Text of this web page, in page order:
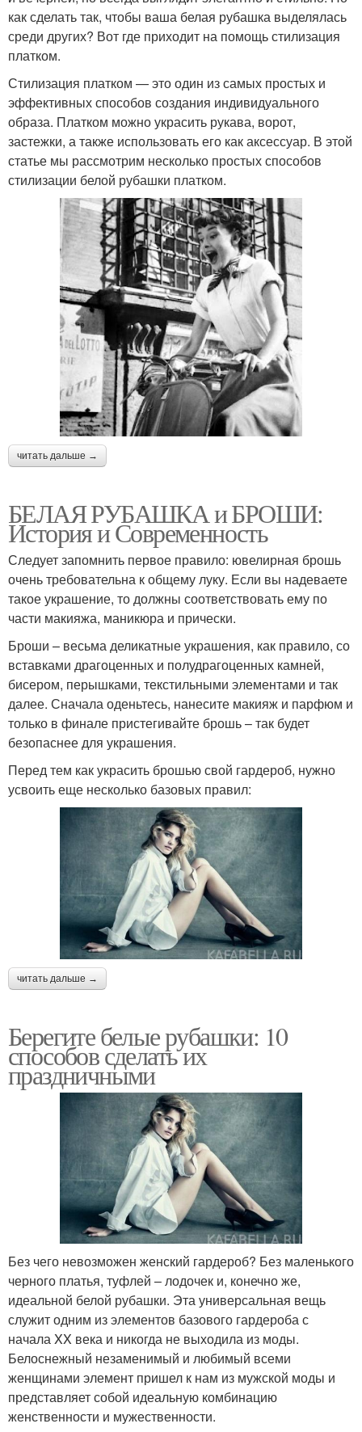
как сделать так, чтобы ваша белая рубашка выделялась
среди других? Вот где приходит на помощь стилизация
платком.
Стилизация платком — это один из самых простых и
эффективных способов создания индивидуального
образа. Платком можно украсить рукава, ворот,
застежки, а также использовать его как аксессуар. В этой
статье мы рассмотрим несколько простых способов
стилизации белой рубашки платком.
читать дальше →
БЕЛАЯ РУБАШКА и БРОШИ:
История и Современность
Следует запомнить первое правило: ювелирная брошь
очень требовательна к общему луку. Если вы надеваете
такое украшение, то должны соответствовать ему по
части макияжа, маникюра и прически.
Броши – весьма деликатные украшения, как правило, со
вставками драгоценных и полудрагоценных камней,
бисером, перышками, текстильными элементами и так
далее. Сначала оденьтесь, нанесите макияж и парфюм и
только в финале пристегивайте брошь – так будет
безопаснее для украшения.
Перед тем как украсить брошью свой гардероб, нужно
усвоить еще несколько базовых правил:
читать дальше →
Берегите белые рубашки: 10
способов сделать их
праздничными
Без чего невозможен женский гардероб? Без маленького
черного платья, туфлей – лодочек и, конечно же,
идеальной белой рубашки. Эта универсальная вещь
служит одним из элементов базового гардероба с
начала XX века и никогда не выходила из моды.
Белоснежный незаменимый и любимый всеми
женщинами элемент пришел к нам из мужской моды и
представляет собой идеальную комбинацию
женственности и мужественности.